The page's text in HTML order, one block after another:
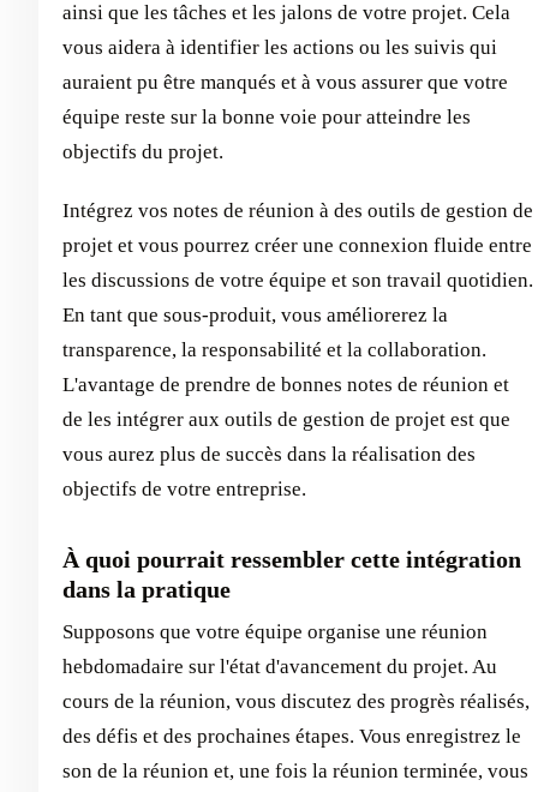
ainsi que les tâches et les jalons de votre projet. Cela
vous aidera à identifier les actions ou les suivis qui
auraient pu être manqués et à vous assurer que votre
équipe reste sur la bonne voie pour atteindre les
objectifs du projet.
Intégrez vos notes de réunion à des outils de gestion de
projet et vous pourrez créer une connexion fluide entre
les discussions de votre équipe et son travail quotidien.
En tant que sous-produit, vous améliorerez la
transparence, la responsabilité et la collaboration.
L'avantage de prendre de bonnes notes de réunion et
de les intégrer aux outils de gestion de projet est que
vous aurez plus de succès dans la réalisation des
objectifs de votre entreprise.
À quoi pourrait ressembler cette intégration
dans la pratique
Supposons que votre équipe organise une réunion
hebdomadaire sur l'état d'avancement du projet. Au
cours de la réunion, vous discutez des progrès réalisés,
des défis et des prochaines étapes. Vous enregistrez le
son de la réunion et, une fois la réunion terminée, vous